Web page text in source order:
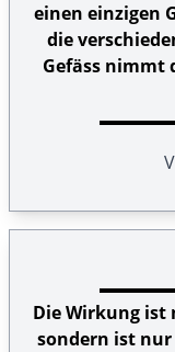
einen einzigen
die
Gefäss nimmt
Die Wirkung ist
sondern ist nur